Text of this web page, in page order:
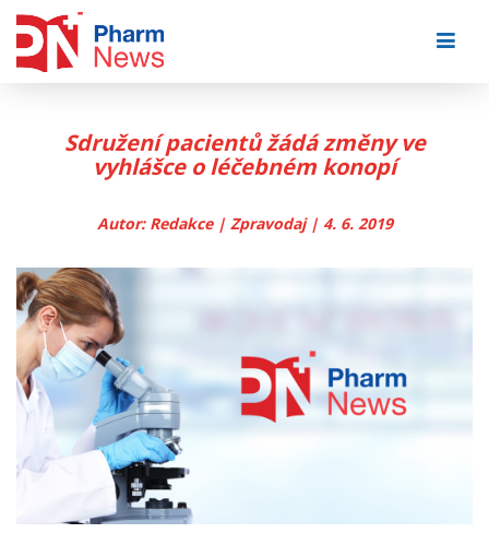
Sdružení pacientů žádá změny ve
vyhlášce o léčebném konopí
Autor: Redakce | Zpravodaj | 4. 6. 2019